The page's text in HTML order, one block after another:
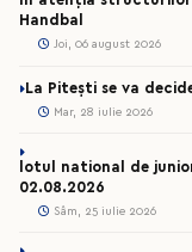
Handbal
Joi, 06 august 2026
La Pitești se va
Mar, 28 iulie 2026
lotul national de
02.08.2026
Sâm, 25 iulie 2026